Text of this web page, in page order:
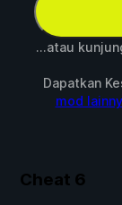
...atau
Dapatkan
mod
Cheat 6